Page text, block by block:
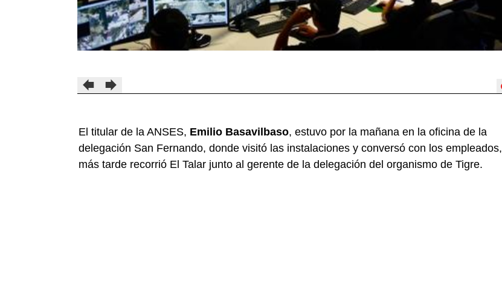
El titular de la ANSES, Emilio Basavilbaso, estuvo por la mañana en la oficina de la
delegación San Fernando, donde visitó las instalaciones y conversó con los empleados,
más tarde recorrió El Talar junto al gerente de la delegación del organismo de Tigre.